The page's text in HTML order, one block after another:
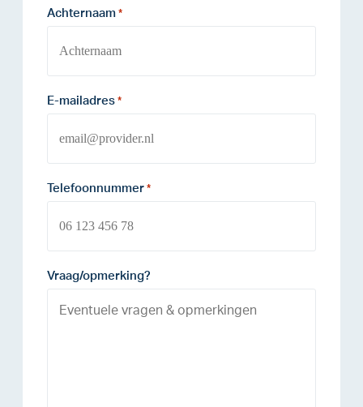
Achternaam *
E-mailadres *
Telefoonnummer *
Vraag/opmerking?